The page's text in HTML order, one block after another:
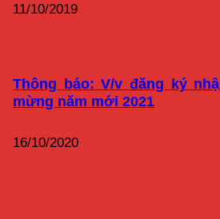
11/10/2019
Thông báo: V/v đăng ký
mừng năm mới 2021
16/10/2020